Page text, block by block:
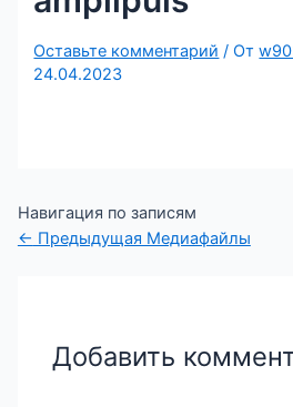
Оставьте комментарий / От
24.04.2023
Навигация по записям
← Предыдущая Медиафайлы
Добавить